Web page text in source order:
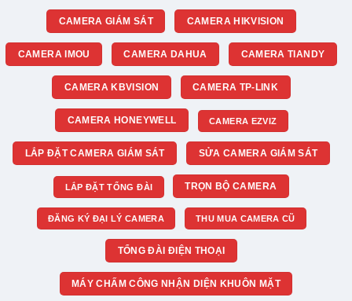
CAMERA GIÁM SÁT CAMERA HIKVISION
CAMERA IMOU CAMERA DAHUA CAMERA TIANDY
CAMERA KBVISION CAMERA TP-LINK
CAMERA HONEYWELL CAMERA EZVIZ
LẮP ĐẶT CAMERA GIÁM SÁT SỬA CAMERA GIÁM SÁT
LẮP ĐẶT TỔNG ĐÀI TRỌN BỘ CAMERA
ĐĂNG KÝ ĐẠI LÝ CAMERA THU MUA CAMERA CŨ
TỔNG ĐÀI ĐIỆN THOẠI
MÁY CHẤM CÔNG NHẬN DIỆN KHUÔN MẶT